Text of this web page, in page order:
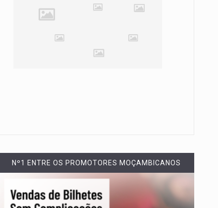
Nº1 ENTRE OS PROMOTORES MOÇAMBICANOS